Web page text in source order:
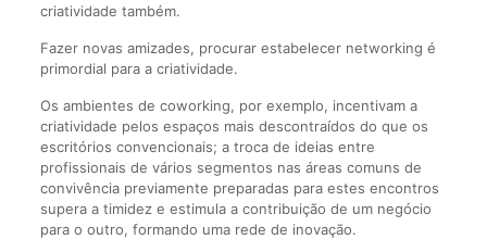
criatividade também.
Fazer novas amizades, procurar estabelecer networking é
primordial para a criatividade.
Os ambientes de coworking, por exemplo, incentivam a
criatividade pelos espaços mais descontraídos do que os
escritórios convencionais; a troca de ideias entre
profissionais de vários segmentos nas áreas comuns de
convivência previamente preparadas para estes encontros
supera a timidez e estimula a contribuição de um negócio
para o outro, formando uma rede de inovação.